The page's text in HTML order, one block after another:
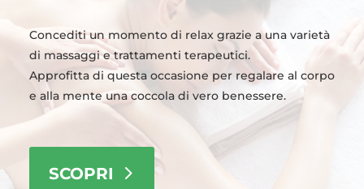
Concediti un momento di relax grazie a una varietà
di massaggi e trattamenti terapeutici.
Approfitta di questa occasione per regalare al corpo
e alla mente una coccola di vero benessere.
SCOPRI